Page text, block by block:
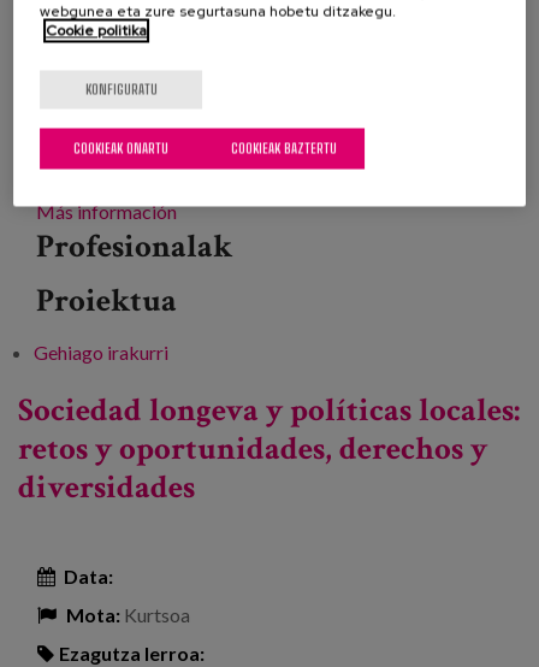
tradicionalmente un enfoque asistencialista, dejando
a las propias personas protagonistas fuera del
diseño de los recursos y servicios que les atendían,
situándolas en una posición de subordinación e
invisibilización.
Más información
Profesionalak
Proiektua
Gehiago irakurri
servicios de proximidad” -ri buruz
Sociedad longeva y políticas locales:
retos y oportunidades, derechos y
diversidades
Data:
Mota: Kurtsoa
Ezagutza lerroa:
webgunea eta zure segurtasuna hobetu ditzakegu.
Cookie politika
KONFIGURATU
COOKIEAK BAZTERTU
COOKIEAK ONARTU